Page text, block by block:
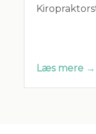
Læs mere →